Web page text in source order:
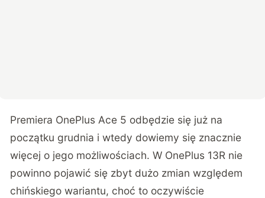
Premiera OnePlus Ace 5 odbędzie się już na
początku grudnia i wtedy dowiemy się znacznie
więcej o jego możliwościach. W OnePlus 13R nie
powinno pojawić się zbyt dużo zmian względem
chińskiego wariantu, choć to oczywiście